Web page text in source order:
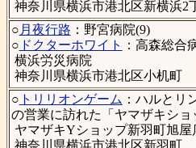
神奈川県横浜市港北区新横浜2
○ 月夜行路 ：野宮病院(9)
○ ドクターホワイト
：高森総合
横浜労災病院
神奈川県横浜市港北区小机町
○ トリリオンゲーム ：ハルとリ
の営業に訪れた「ヤマザキショ
ヤマザキYショップ新羽町旭屋